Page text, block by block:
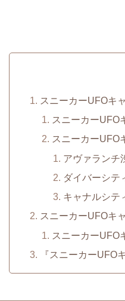
スニーカーUFOキ
スニーカーUFO
スニーカーUFO
アヴァランチ
ダイバーシテ
キャナルシテ
スニーカーUFOキ
スニーカーUFO
『スニーカーUFO